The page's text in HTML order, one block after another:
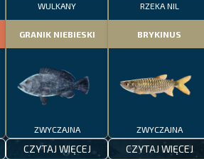
WULKANY
GRANIK NIEBIESKI
ZWYCZAJNA
CZYTAJ WIĘCEJ
RZEKA NIL
BRYKINUS
ZWYCZAJNA
CZYTAJ WIĘCEJ